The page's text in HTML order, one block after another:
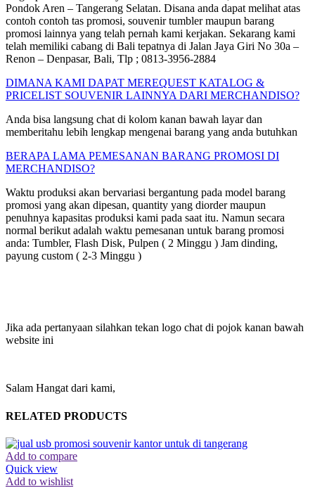
Pondok Aren – Tangerang Selatan. Disana anda dapat melihat atas
contoh contoh tas promosi, souvenir tumbler maupun barang
promosi lainnya yang telah pernah kami kerjakan. Sekarang kami
telah memiliki cabang di Bali tepatnya di Jalan Jaya Giri No 30a –
Renon – Denpasar, Bali, Tlp ; 0813-3956-2884
DIMANA KAMI DAPAT MEREQUEST KATALOG &
PRICELIST SOUVENIR LAINNYA DARI MERCHANDISO?
Anda bisa langsung chat di kolom kanan bawah layar dan
memberitahu lebih lengkap mengenai barang yang anda butuhkan
BERAPA LAMA PEMESANAN BARANG PROMOSI DI
MERCHANDISO?
Waktu produksi akan bervariasi bergantung pada model barang
promosi yang akan dipesan, quantity yang diorder maupun
penuhnya kapasitas produksi kami pada saat itu. Namun secara
normal berikut adalah waktu pemesanan untuk barang promosi
anda: Tumbler, Flash Disk, Pulpen ( 2 Minggu ) Jam dinding,
payung custom ( 2-3 Minggu )
Jika ada pertanyaan silahkan tekan logo chat di pojok kanan bawah
website ini
Salam Hangat dari kami,
RELATED PRODUCTS
Add to compare
Quick view
Add to wishlist